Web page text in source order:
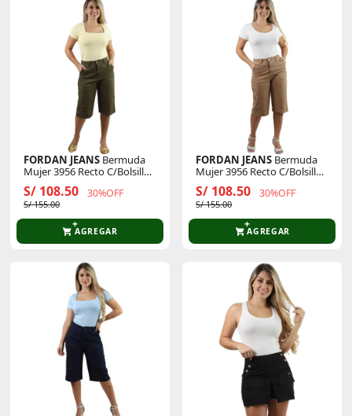
FORDAN JEANS Bermuda
Mujer 3956 Recto C/Bolsillo
Ojal Y Secreta
S/ 108.50 30%OFF
S/ 155.00
AGREGAR
FORDAN JEANS Bermuda
Mujer 3956 Recto C/Bolsillo
Ojal Y Secreta
S/ 108.50 30%OFF
S/ 155.00
AGREGAR